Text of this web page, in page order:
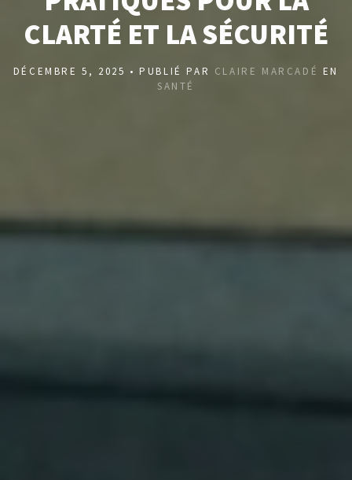
CLARTÉ ET LA SÉCURITÉ
DÉCEMBRE 5, 2025 • PUBLIÉ PAR CLAIRE MARCADÉ EN
SANTÉ